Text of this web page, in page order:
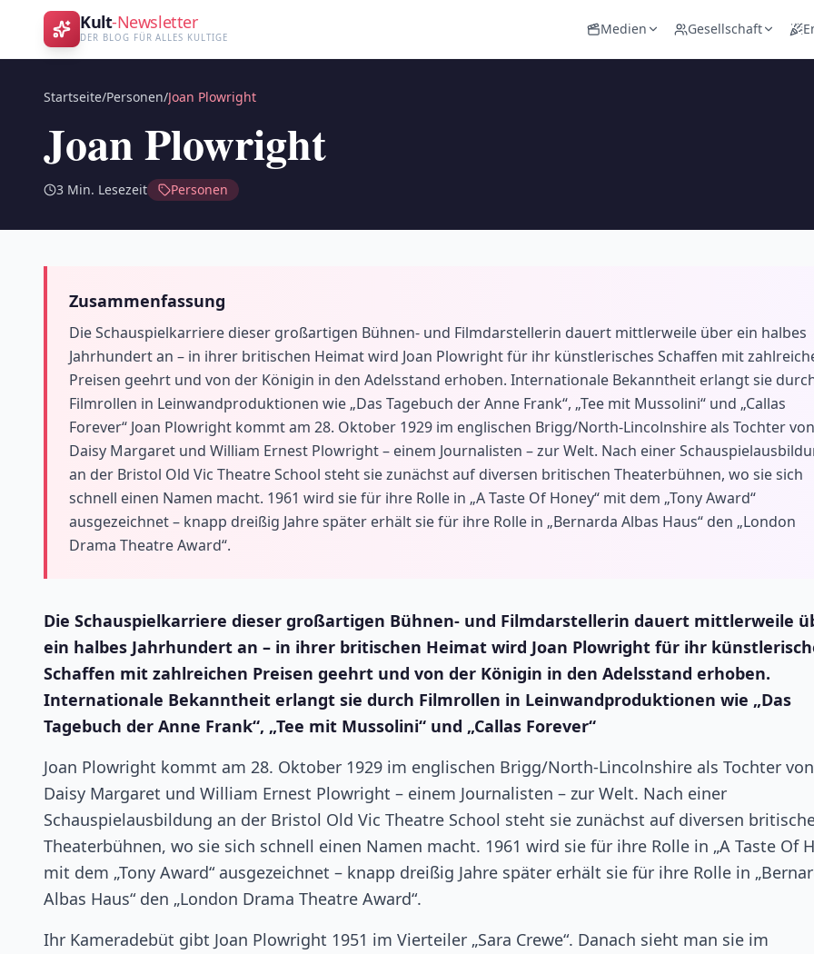
Kult-Newsletter
DER BLOG FÜR ALLES KULTIGE
Medien Gesellschaft
Startseite/Personen/Joan Plowright
Joan Plowright
3 Min. Lesezeit Personen
Zusammenfassung
Die Schauspielkarriere dieser großartigen Bühnen- und Filmdarstellerin dauert mittlerweile über ein halbes
Jahrhundert an – in ihrer britischen Heimat wird Joan Plowright für ihr künstlerisches Schaffen mit
Preisen geehrt und von der Königin in den Adelsstand erhoben. Internationale Bekanntheit erlangt sie
Filmrollen in Leinwandproduktionen wie „Das Tagebuch der Anne Frank“, „Tee mit Mussolini“ und „Callas
Forever“ Joan Plowright kommt am 28. Oktober 1929 im englischen Brigg/North-Lincolnshire als Tochter von
Daisy Margaret und William Ernest Plowright – einem Journalisten – zur Welt. Nach einer
an der Bristol Old Vic Theatre School steht sie zunächst auf diversen britischen Theaterbühnen, wo sie sich
schnell einen Namen macht. 1961 wird sie für ihre Rolle in „A Taste Of Honey“ mit dem „Tony Award“
ausgezeichnet – knapp dreißig Jahre später erhält sie für ihre Rolle in „Bernarda Albas Haus“ den „London
Drama Theatre Award“.
Die Schauspielkarriere dieser großartigen Bühnen- und Filmdarstellerin dauert mittlerweile
ein halbes Jahrhundert an – in ihrer britischen Heimat wird Joan Plowright für ihr
Schaffen mit zahlreichen Preisen geehrt und von der Königin in den Adelsstand erhoben.
Internationale Bekanntheit erlangt sie durch Filmrollen in Leinwandproduktionen wie „Das
Tagebuch der Anne Frank“, „Tee mit Mussolini“ und „Callas Forever“
Joan Plowright kommt am 28. Oktober 1929 im englischen Brigg/North-Lincolnshire als Tochter von
Daisy Margaret und William Ernest Plowright – einem Journalisten – zur Welt. Nach einer
Schauspielausbildung an der Bristol Old Vic Theatre School steht sie zunächst auf diversen
Theaterbühnen, wo sie sich schnell einen Namen macht. 1961 wird sie für ihre Rolle in „A Taste Of
mit dem „Tony Award“ ausgezeichnet – knapp dreißig Jahre später erhält sie für ihre Rolle in
Albas Haus“ den „London Drama Theatre Award“.
Ihr Kameradebüt gibt Joan Plowright 1951 im Vierteiler „Sara Crewe“. Danach sieht man sie im